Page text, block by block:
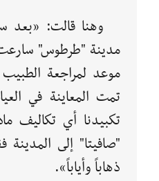
وهنا قالت: «بعد
مدينة "طرطوس"
موعد لمراجعة
تمت المعاينة في
تكبيدنا أي تكاليف
"صافيتا" إلى
ذهاباً وأياباً».